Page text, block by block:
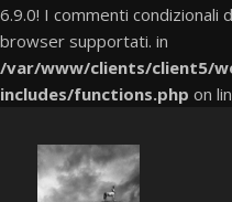
6.9.0! I commenti condizionali
browser supportati. in
/var/www/clients/client5/
includes/functions.php on